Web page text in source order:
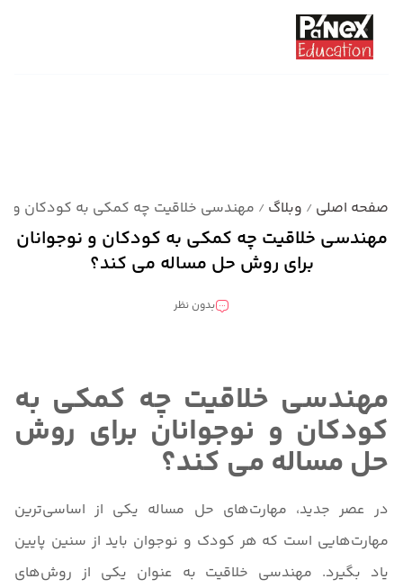
صفحه اصلی / وبلاگ / مهندسی خلاقیت چه کمکی به کودکان و
مهندسی خلاقیت چه کمکی به کودکان و نوجوانان
برای روش حل مساله می کند؟
بدون نظر
مهندسی خلاقیت چه کمکی به
کودکان و نوجوانان برای روش
حل مساله می کند؟
در عصر جدید، مهارت‌های حل مساله یکی از اساسی‌ترین
مهارت‌هایی است که هر کودک و نوجوان باید از سنین پایین
یاد بگیرد. مهندسی خلاقیت به عنوان یکی از روش‌های